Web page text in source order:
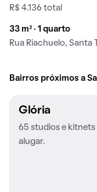
R$ 4.136 total
33 m² · 1 quarto
Rua Riachuelo, Santa
Bairros próximos a
Glória
65 studios e kitnets
alugar.